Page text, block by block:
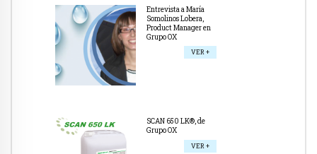
Entrevista a María
Somolinos Lobera,
Product Manager en
Grupo OX
VER +
SCAN 650 LK®, de
Grupo OX
VER +